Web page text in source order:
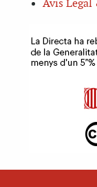
Avis Legal